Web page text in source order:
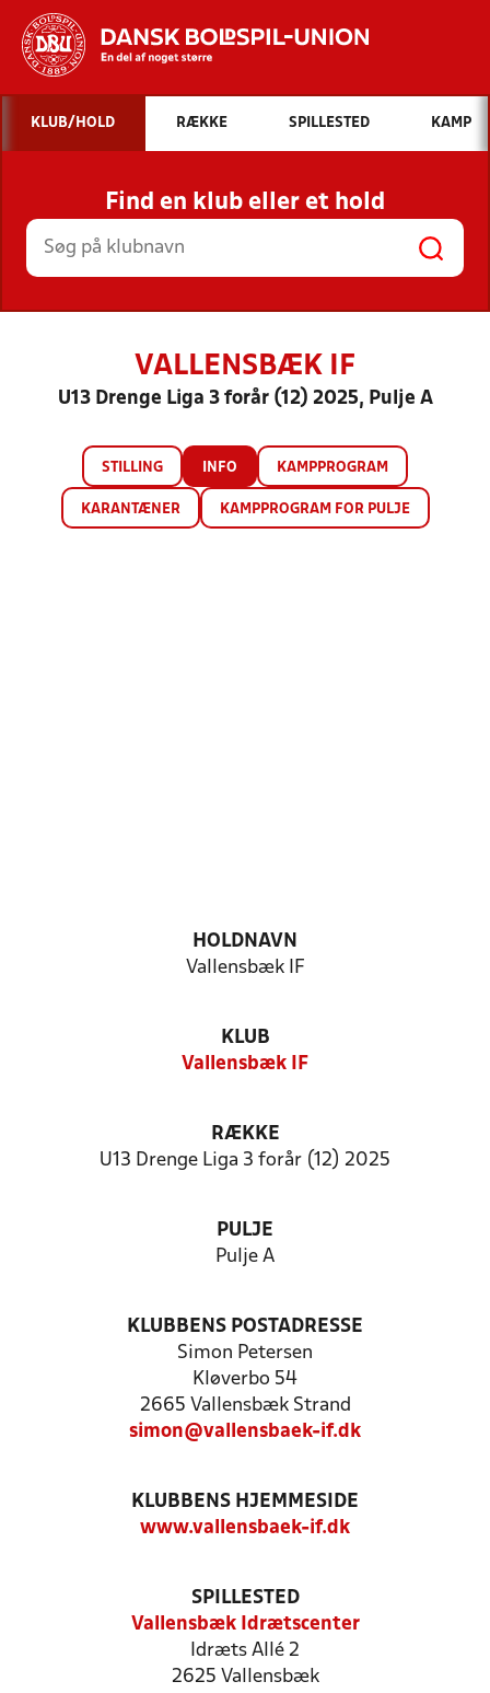
Hvad vil du søge efter?
INDHOLD OG NYHEDER
STILLINGER, RESULTATER, KLUBBER OG
HOLD
KLUB/HOLD RÆKKE SPILLESTED KAMP
Find en klub eller et hold
VALLENSBÆK IF
U13 Drenge Liga 3 forår (12) 2025, Pulje A
STILLING INFO KAMPPROGRAM
KARANTÆNER KAMPPROGRAM FOR PULJE
HOLDNAVN
Vallensbæk IF
KLUB
Vallensbæk IF
RÆKKE
U13 Drenge Liga 3 forår (12) 2025
PULJE
Pulje A
KLUBBENS POSTADRESSE
Simon Petersen
Kløverbo 54
2665 Vallensbæk Strand
simon@vallensbaek-if.dk
KLUBBENS HJEMMESIDE
www.vallensbaek-if.dk
SPILLESTED
Vallensbæk Idrætscenter
Idræts Allé 2
2625 Vallensbæk